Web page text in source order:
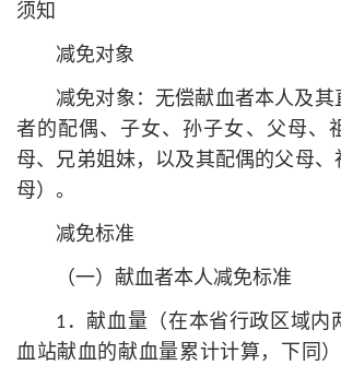
须知
减免对象
减免对象：无偿献血者本人及其
者的配偶、子女、孙子女、父母、
母、兄弟姐妹，以及其配偶的父母、
母）。
减免标准
（一）献血者本人减免标准
1．献血量（在本省行政区域内
血站献血的献血量累计计算，下同